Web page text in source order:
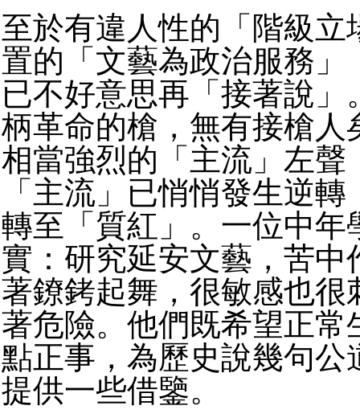
至於有違人性的「階級立
置的「文藝為政治服務」
已不好意思再「接著說」
柄革命的槍，無有接槍人
相當強烈的「主流」左聲
「主流」已悄悄發生逆
轉至「質紅」。一位中年
實：研究延安文藝，苦中
著鐐銬起舞，很敏感也很
著危險。他們既希望正常
點正事，為歷史說幾句公
提供一些借鑒。